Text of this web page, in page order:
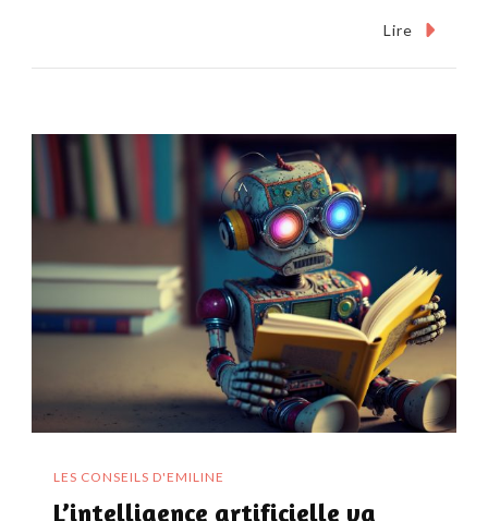
Lire
LES CONSEILS D'EMILINE
L’intelligence artificielle va